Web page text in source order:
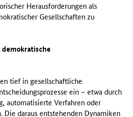
Herausforderungen als
Gesellschaften zu
tief in gesellschaftliche
ein – etwa durch
automatisierte Verfahren oder
daraus entstehenden Dynamiken